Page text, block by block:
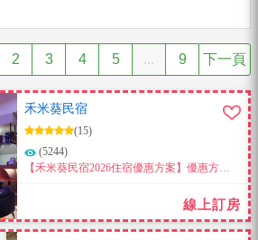
2 3 4 5 ... 9 下一頁
禾米葵民宿
(15)
(5244)
【禾米葵民宿2026住宿優惠方案】優惠方案
線上訂房